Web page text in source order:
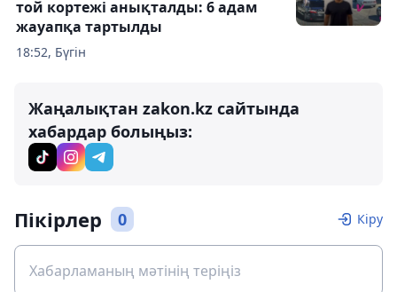
18:52, Бүгін
той кортежі анықталды: 6 адам
жауапқа тартылды
Жаңалықтан zakon.kz сайтында
хабардар болыңыз:
Пікірлер 0 Кіру